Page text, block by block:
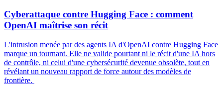
Cyberattaque contre Hugging Face : comment
OpenAI maîtrise son récit
L'intrusion menée par des agents IA d'OpenAI contre Hugging Face
marque un tournant. Elle ne valide pourtant ni le récit d'une IA hors
de contrôle, ni celui d'une cybersécurité devenue obsolète, tout en
révélant un nouveau rapport de force autour des modèles de
frontière.